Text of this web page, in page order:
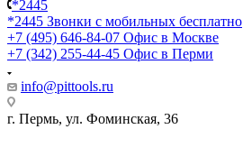
*2445
*2445 Звонки с мобильных бесплатно
+7 (495) 646-84-07 Офис в Москве
+7 (342) 255-44-45 Офис в Перми
info@pittools.ru
г. Пермь, ул. Фоминская, 36